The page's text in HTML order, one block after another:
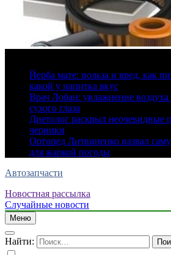
Йерба мате: польза и вред, как
какой у напитка вкус
Врач Лобан: увлажнение воздуха
сухого глаза
Диетолог раскрыл неочевидные
черники
Ортопед Литвиненко назвал
для жаркой погоды
Автозапчасти
Новостная рассылка
Случайные новости
Меню
Найти: